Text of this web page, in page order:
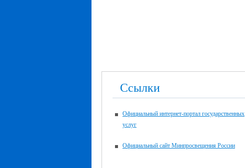
Ссылки
Официальный интернет-портал государственных
услуг
Официальный сайт Минпросвещения России